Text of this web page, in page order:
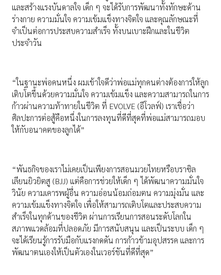
และสร้างแรงบันดาลใจ เด็ก ๆ จะได้รับการพัฒนาทั้งทักษะด้าน
ร่างกาย ความมั่นใจ ความเข้มแข็งทางจิตใจ และคุณลักษณะที่
จำเป็นต่อการประสบความสำเร็จ ทั้งบนเบาะฝึกและในชีวิต
ประจำวัน
“ในฐานะพ่อคนหนึ่ง ผมเข้าใจดีว่าพ่อแม่ทุกคนต่างต้องการให้ลูก
เติบโตขึ้นด้วยความมั่นใจ ความเข้มแข็ง และความสามารถในการ
ก้าวผ่านความท้าทายในชีวิต ที่ EVOLVE (อีโวลฟ์) เราเชื่อว่า
ศิลปะการต่อสู้คือหนึ่งในการลงทุนที่ดีที่สุดที่พ่อแม่สามารถมอบ
ให้กับอนาคตของลูกได้”
“พันธกิจของเราไม่เคยเป็นเพียงการสอนมวยไทยหรือบราซิล
เลียนยิวยิตสู (BJJ) แต่คือการช่วยให้เด็ก ๆ ได้พัฒนาความมั่นใจ
วินัย ความเคารพผู้อื่น ความอ่อนน้อมถ่อมตน ความมุ่งมั่น และ
ความเข้มแข็งทางจิตใจ เพื่อให้สามารถเติบโตและประสบความ
สำเร็จในทุกด้านของชีวิต ผ่านการเรียนการสอนระดับโลกใน
สภาพแวดล้อมที่ปลอดภัย มีการสนับสนุน และเป็นระบบ เด็ก ๆ
จะได้เรียนรู้การรับมือกับแรงกดดัน การก้าวข้ามอุปสรรค และการ
พัฒนาตนเองให้เป็นตัวเองในเวอร์ชันที่ดีที่สุด”